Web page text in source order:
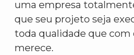
uma empresa
que seu projeto seja
toda qualidade que com
merece.